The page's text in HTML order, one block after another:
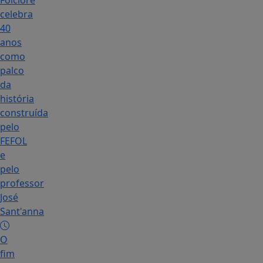
celebra
40
anos
como
palco
da
história
construída
pelo
FEFOL
e
pelo
professor
José
Sant'anna
O
fim